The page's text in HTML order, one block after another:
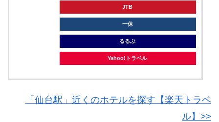
JTB
一休
るるぶ
Yahoo!トラベル
「仙台駅」近くのホテルを探す【楽天トラベ
ル】>>